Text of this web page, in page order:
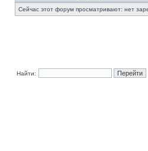
Сейчас этот форум просматривают: нет
Найти: